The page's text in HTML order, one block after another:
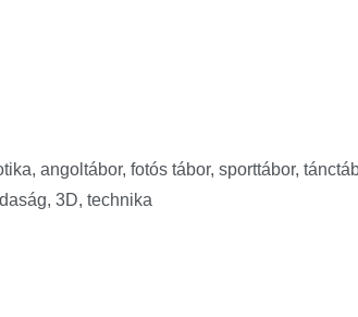
angoltábor, fotós tábor, sporttábor,
3D, technika